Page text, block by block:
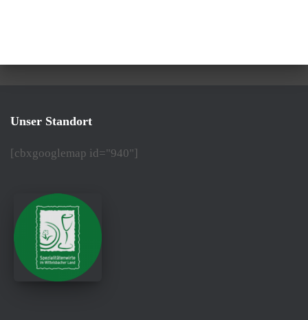
Unser Standort
[cbxgooglemap id="940"]